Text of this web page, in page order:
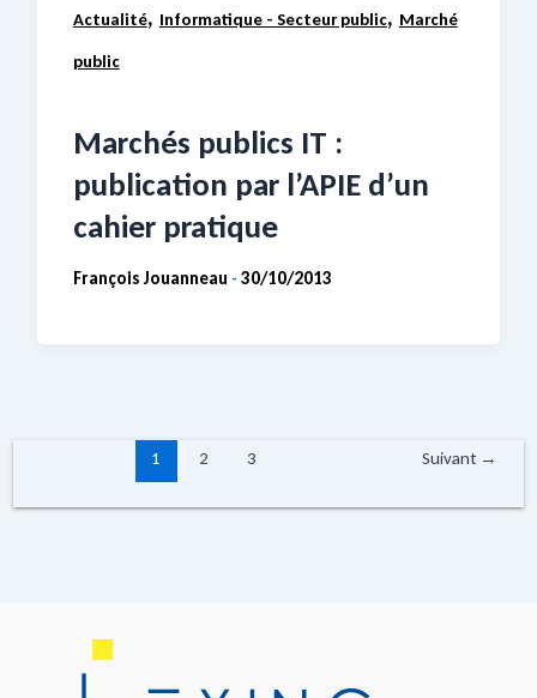
Actualité, Informatique - Secteur public, Marché
public
Marchés publics IT :
publication par l’APIE d’un
cahier pratique
François Jouanneau - 30/10/2013
1 2 3 Suivant →